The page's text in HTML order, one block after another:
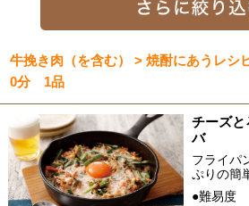
牛挽き肉（を含む） > 焼酎にあうレシ
0分 1品
チーズと
バ
フライパ
ぷりの簡
●難易度